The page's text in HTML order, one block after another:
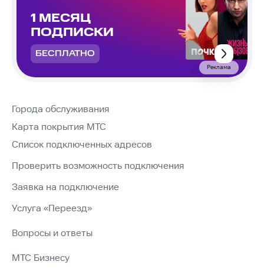
1 МЕСЯЦ
ПОДПИСКИ
БЕСПЛАТНО
Реклама
Города обслуживания
Карта покрытия МТС
Список подключенных адресов
Проверить возможность подключения
Заявка на подключение
Услуга «Переезд»
Вопросы и ответы
МТС Бизнесу